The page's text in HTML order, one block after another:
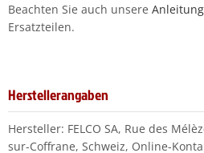
Beachten Sie auch unsere
Ersatzteilen.
Herstellerangaben
Hersteller: FELCO SA, Rue des
sur-Coffrane, Schweiz, Online-